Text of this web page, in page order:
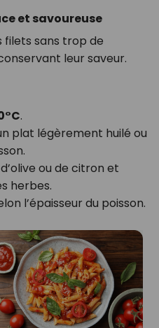
et savoureuse
filets sans trop de
leur saveur.
.
plat légèrement huilé ou
ou de citron et
herbes.
l’épaisseur du poisson.